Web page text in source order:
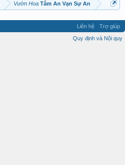
Vườn Hoa Tâm An Vạn Sự An
Liên hệ
Trợ giúp
Quy định và Nội quy